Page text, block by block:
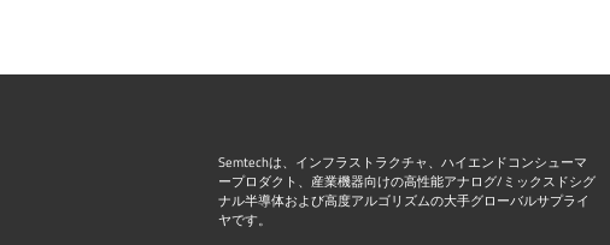
Semtechは、インフラストラクチャ、ハイエンドコンシューマ
ープロダクト、産業機器向けの高性能アナログ/ミックスドシグ
ナル半導体および高度アルゴリズムの大手グローバルサプライ
ヤです。